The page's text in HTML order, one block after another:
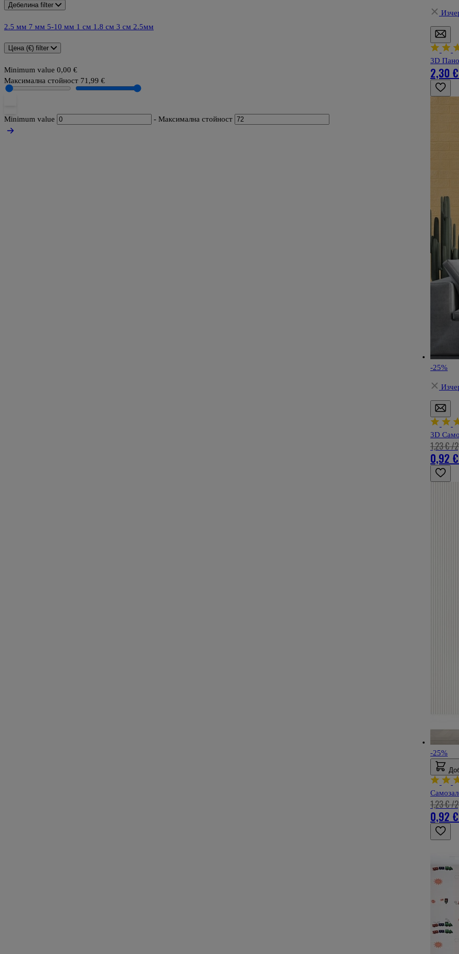
Дебелина filter
2.5 мм 7 мм 5-10 мм 1 см 1.8 см 3 см 2.5мм
Цена (€) filter
Minimum value 0,00 €
Максимална стойност 71,99 €
Minimum value - Максимална стойност
3D
2,30 €
-25%
3D
0,92 €
1,23 €/
-25%
0,92 €
1,23 €/